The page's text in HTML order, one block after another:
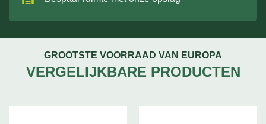
GROOTSTE VOORRAAD VAN EUROPA
VERGELIJKBARE PRODUCTEN